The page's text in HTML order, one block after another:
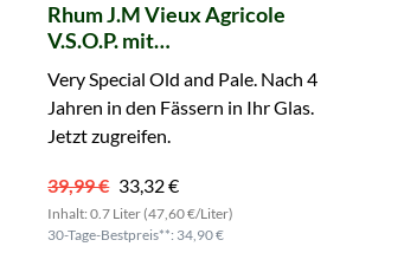
Rhum J.M Vieux Agricole
V.S.O.P. mit
Very Special Old and Pale. Nach 4
Jahren in den Fässern in Ihr Glas.
Jetzt zugreifen.
39,99 € 33,32 €
Inhalt: 0.7 Liter (47,60 €/Liter)
30-Tage-Bestpreis**: 34,90 €